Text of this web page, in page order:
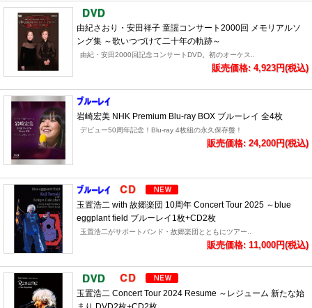
由紀さおり・安田祥子 童謡コンサート2000回 メモリアルソ
ング集 ～歌いつづけて二十年の軌跡～
由紀・安田2000回記念コンサートDVD。初のオーケス..
販売価格: 4,923円(税込)
岩崎宏美 NHK Premium Blu-ray BOX ブルーレイ 全4枚
デビュー50周年記念！Blu-ray 4枚組の永久保存盤！
販売価格: 24,200円(税込)
玉置浩二 with 故郷楽団 10周年 Concert Tour 2025 ～blue
eggplant field ブルーレイ1枚+CD2枚
玉置浩二がサポートバンド・故郷楽団とともにツアー..
販売価格: 11,000円(税込)
玉置浩二 Concert Tour 2024 Resume ～レジューム 新たな始